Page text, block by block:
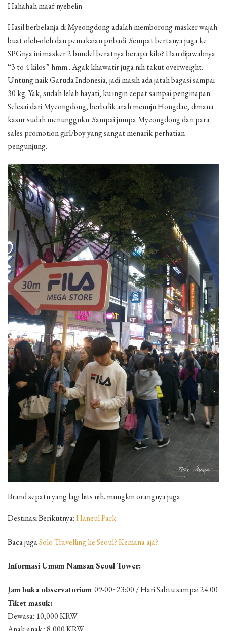
Hahahah maaf nyebelin
Hasil berbelanja di Myeongdong adalah memborong masker wajah
buat oleh-oleh dan pemakaian pribadi. Sempat bertanya juga ke
SPGnya ini masker 2 bundel beratnya berapa kilo? Dan dijawabnya
“3 to 4 kilos” hmm.. Agak khawatir juga nih takut overweight.
Untung naik Garuda Indonesia, jadi masih ada jatah bagasi sampai
30 kg. Yak, sudah lelah hayati, ku ingin cepat sampai penginapan.
Selesai dari Myeongdong, berbalik arah menuju Hongdae, dimana
kasur sudah menungguku. Sampai jumpa Myeongdong dan para
sales promotion girl/boy yang sangat menarik perhatian
pengunjung.
Brand sepatu yang lagi hits nih..mungkin orangnya juga
Destinasi Berikutnya:Haneul Park
Baca jugaSolo Travelling ke Seoul? Kemana aja?
Informasi Umum Namsan Seoul Tower:
Jam buka observatorium: 09-00~23:00 / Hari Sabtu sampai 24.00
Tiket masuk:
Dewasa: 10,000 KRW